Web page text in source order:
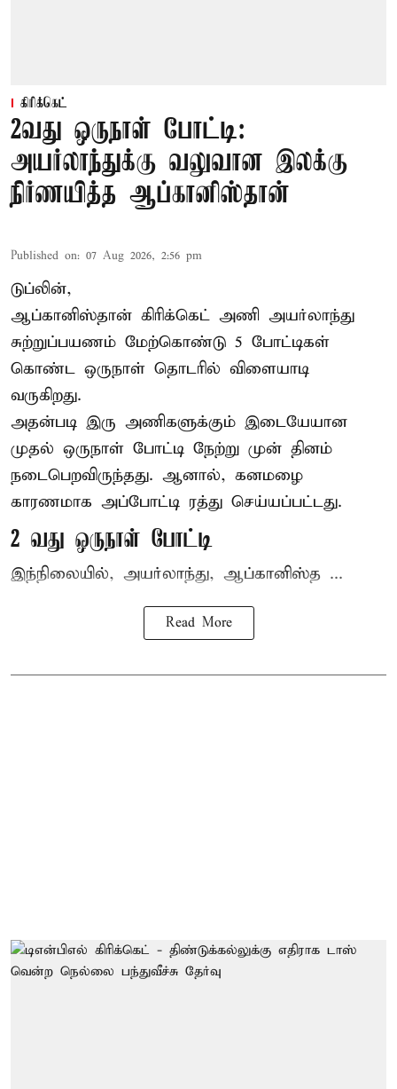
கிரிக்கெட்
2வது ஒருநாள் போட்டி:
அயர்லாந்துக்கு வலுவான இலக்கு
நிர்ணயித்த ஆப்கானிஸ்தான்
Published on: 07 Aug 2026, 2:56 pm
டுப்லின்,
ஆப்கானிஸ்தான் கிரிக்கெட் அணி அயர்லாந்து
சுற்றுப்பயணம் மேற்கொண்டு 5 போட்டிகள்
கொண்ட ஒருநாள் தொடரில் விளையாடி
வருகிறது.
அதன்படி இரு அணிகளுக்கும் இடையேயான
முதல் ஒருநாள் போட்டி நேற்று முன் தினம்
நடைபெறவிருந்தது. ஆனால், கனமழை
காரணமாக அப்போட்டி ரத்து செய்யப்பட்டது.
2 வது ஒருநாள் போட்டி
இந்நிலையில், அயர்லாந்து, ஆப்கானிஸ்த ...
Read More